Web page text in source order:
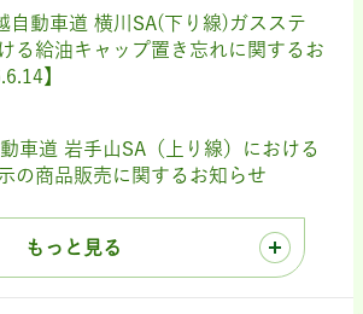
自動車道 横川SA(下り線)ガスステ
る給油キャップ置き忘れに関するお
】
動車道 岩手山SA（上り線）における
の商品販売に関するお知らせ
もっと見る